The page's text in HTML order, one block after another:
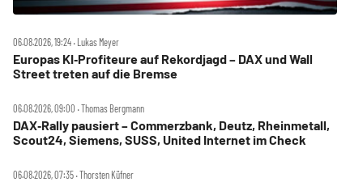
06.08.2026, 19:24 ‧ Lukas Meyer
Europas KI‑Profiteure auf Rekordjagd – DAX und Wall
Street treten auf die Bremse
06.08.2026, 09:00 ‧ Thomas Bergmann
DAX‑Rally pausiert – Commerzbank, Deutz, Rheinmetall,
Scout24, Siemens, SUSS, United Internet im Check
06.08.2026, 07:35 ‧ Thorsten Küfner